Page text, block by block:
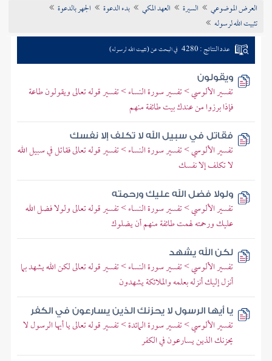
تراجم الأعلام
العرض الموضوعي السيرة العهد المكي بدء الدعوة
الجهر بالدعوة
تثبيت الله لرسوله
عدد النتائج : 4280 في البحث عن (تثبيت الله لرسوله)
ويقولون
تفسير الألوسي > تفسير سورة النساء > تفسير قوله تعالى ويقولون طاعة
فإذا برزوا من عندك بيت طائفة منهم
فقاتل في سبيل الله لا تكلف إلا نفسك
تفسير الألوسي > تفسير سورة النساء > تفسير قوله تعالى فقاتل في سبيل الله
لا تكلف إلا نفسك
ولولا فضل الله عليك ورحمته
تفسير الألوسي > تفسير سورة النساء > تفسير قوله تعالى ولولا فضل الله
عليك ورحمته لهمت طائفة منهم أن يضلوك
لكن الله يشهد
تفسير الألوسي > تفسير سورة النساء > تفسير قوله تعالى لكن الله يشهد بما
أنزل إليك أنزله بعلمه والملائكة يشهدون
يا أيها الرسول لا يحزنك الذين يسارعون في الكفر
تفسير الألوسي > تفسير سورة المائدة > تفسير قوله تعالى يا أيها الرسول لا
يحزنك الذين يسارعون في الكفر